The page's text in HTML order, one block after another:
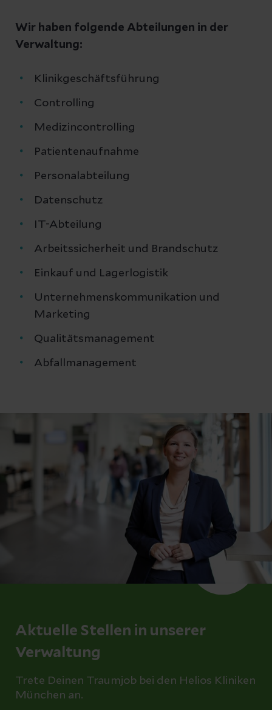
Wir haben folgende Abteilungen in der
Verwaltung:
Klinikgeschäftsführung
Controlling
Medizincontrolling
Patientenaufnahme
Personalabteilung
Datenschutz
IT-Abteilung
Arbeitssicherheit und Brandschutz
Einkauf und Lagerlogistik
Unternehmenskommunikation und
Marketing
Qualitätsmanagement
Abfallmanagement
Aktuelle Stellen in unserer
Verwaltung
Trete Deinen Traumjob bei den Helios Kliniken
München an.